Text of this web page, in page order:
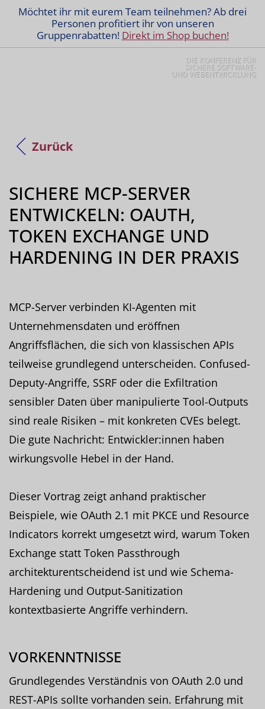
Möchtet ihr mit eurem Team teilnehmen? Ab drei
Personen profitiert ihr von unseren
Gruppenrabatten! Direkt im Shop buchen!
DIE KONFERENZ FÜR
SICHERE SOFTWARE-
UND WEBENTWICKLUNG
Zurück
SICHERE MCP-SERVER
ENTWICKELN: OAUTH,
TOKEN EXCHANGE UND
HARDENING IN DER PRAXIS
MCP-Server verbinden KI-Agenten mit
Unternehmensdaten und eröffnen
Angriffsflächen, die sich von klassischen APIs
teilweise grundlegend unterscheiden. Confused-
Deputy-Angriffe, SSRF oder die Exfiltration
sensibler Daten über manipulierte Tool-Outputs
sind reale Risiken – mit konkreten CVEs belegt.
Die gute Nachricht: Entwickler:innen haben
wirkungsvolle Hebel in der Hand.
Dieser Vortrag zeigt anhand praktischer
Beispiele, wie OAuth 2.1 mit PKCE und Resource
Indicators korrekt umgesetzt wird, warum Token
Exchange statt Token Passthrough
architekturentscheidend ist und wie Schema-
Hardening und Output-Sanitization
kontextbasierte Angriffe verhindern.
VORKENNTNISSE
Grundlegendes Verständnis von OAuth 2.0 und
REST-APIs sollte vorhanden sein. Erfahrung mit